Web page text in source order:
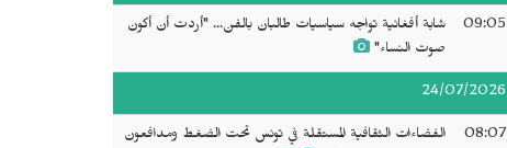
09:05
شابة أفغانية تواجه سياسيات طالبان بالفن... "أردت أن أكون
صوت النساء"
24/07/2026
08:07
الفضاءات الثقافية المستقلة في تونس تحت الضغط ومدافعون